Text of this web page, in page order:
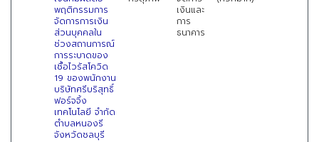
พฤติกรรมการ
จัดการการเงิน
ส่วนบุคคลใน
ช่วงสถานการณ์
การระบาดของ
เชื้อไวรัสโควิด
19 ของพนักงาน
บริษัทศรีบริสุทธิ์
ฟอร์จจิ้ง
เทคโนโลยี จำกัด
ตำบลหนองรี
จังหวัดชลบุรี
เงินและ
การ
ธนาคาร